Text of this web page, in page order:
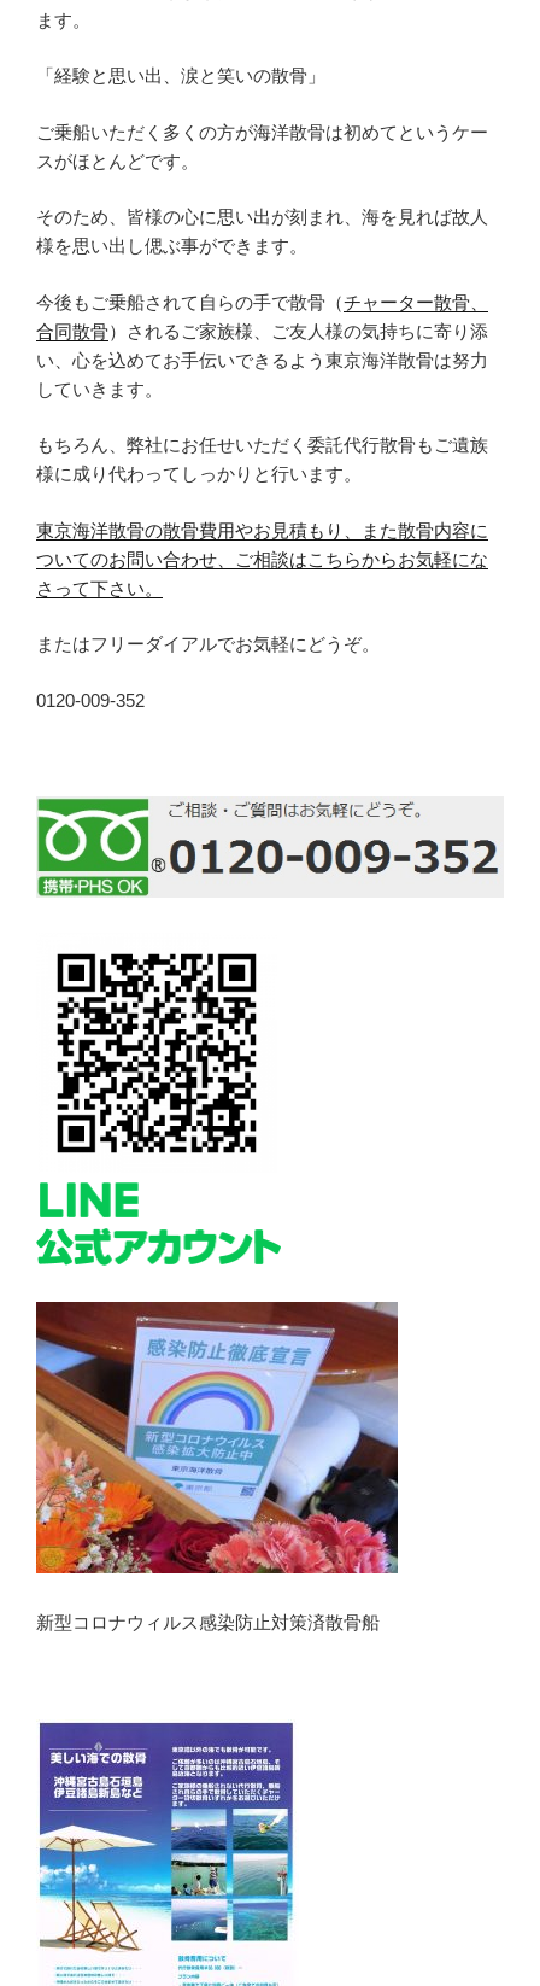
ます。
「経験と思い出、涙と笑いの散骨」
ご乗船いただく多くの方が海洋散骨は初めてというケー
スがほとんどです。
そのため、皆様の心に思い出が刻まれ、海を見れば故人
様を思い出し偲ぶ事ができます。
今後もご乗船されて自らの手で散骨（チャーター散骨、
合同散骨）されるご家族様、ご友人様の気持ちに寄り添
い、心を込めてお手伝いできるよう東京海洋散骨は努力
していきます。
もちろん、弊社にお任せいただく委託代行散骨もご遺族
様に成り代わってしっかりと行います。
東京海洋散骨の散骨費用やお見積もり、また散骨内容に
ついてのお問い合わせ、ご相談はこちらからお気軽にな
さって下さい。
またはフリーダイアルでお気軽にどうぞ。
0120-009-352
新型コロナウィルス感染防止対策済散骨船